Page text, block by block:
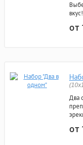
вкус!
от
Два
от